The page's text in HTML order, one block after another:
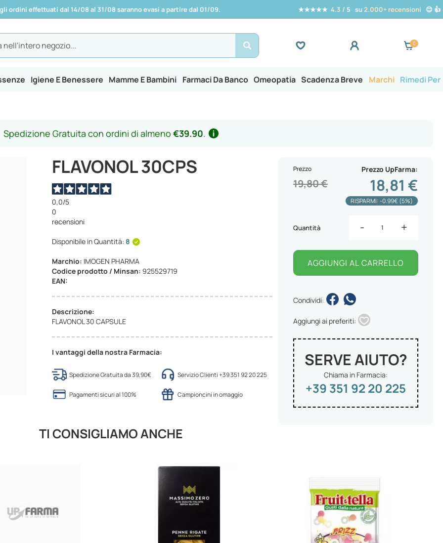
ordini effettuati dal 14/08 al 31/08 saranno evasi a partire dal 01/09. ★★★★★ 4.3 / 5 su2.000+ recensioni 😊 👍
Search
Igiene E Benessere Mamme E Bambini Farmaci Da Banco Omeopatia Scadenza Breve Marchi Rimedi Per
Spedizione Gratuita con ordini di almeno €39.90.
FLAVONOL 30CPS
0,0/5
0
recensioni
Disponibile in Quantità: 8
Marchio: IMOGEN PHARMA
Codice prodotto / Minsan: 925529719
EAN:
Descrizione:
FLAVONOL 30 CAPSULE
I vantaggi della nostra Farmacia:
Spedizione Gratuita da 39,90€ Servizio Clienti +39 351 92 20 225
Pagamenti sicuri al 100% Campioncini in omaggio
Prezzo UpFarma
18,81 €
Prezzo
19,80 €
RISPARMI: -0.99€ (5%)
Quantità - +
AGGIUNGI AL CARRELLO
Condividi:
Aggiungi ai preferiti:
SERVE AIUTO?
Chiama in Farmacia:
+39 351 92 20 225
TI CONSIGLIAMO ANCHE